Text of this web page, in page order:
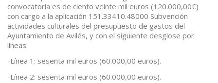
convocatoria es de ciento veinte mil euros (120.000,00€)
con cargo a la aplicación 151.33410.48000 Subvención
actividades culturales del presupuesto de gastos del
Ayuntamiento de Avilés, y con el siguiente desglose por
líneas:
-Línea 1: sesenta mil euros (60.000,00 euros).
-Línea 2: sesenta mil euros (60.000,00 euros).